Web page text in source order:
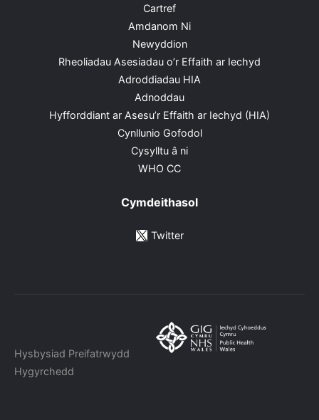
Cartref
Amdanom Ni
Newyddion
Rheoliadau Asesiadau o’r Effaith ar Iechyd
Adroddiadau HIA
Adnoddau
Hyfforddiant ar Asesu’r Effaith ar Iechyd (HIA)
Cynllunio Gofodol
Cysylltu â ni
WHO CC
Cymdeithasol
Twitter
Hysbysiad Preifatrwydd
Hygyrchedd